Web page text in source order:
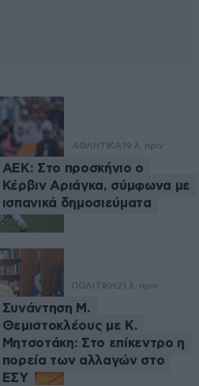
ΑΘΛΗΤΙΚΑ 19 λ. πριν
ΑΕΚ: Στο προσκήνιο ο
Κέρβιν Αριάγκα, σύμφωνα με
ισπανικά δημοσιεύματα
ΠΟΛΙΤΙΚΗ21 λ. πριν
Συνάντηση Μ.
Θεμιστοκλέους με Κ.
Μητσοτάκη: Στο επίκεντρο η
πορεία των αλλαγών στο
ΕΣΥ